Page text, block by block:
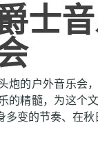
士
炮的户外音乐会
的精髓，为这个
变的节奏、在秋